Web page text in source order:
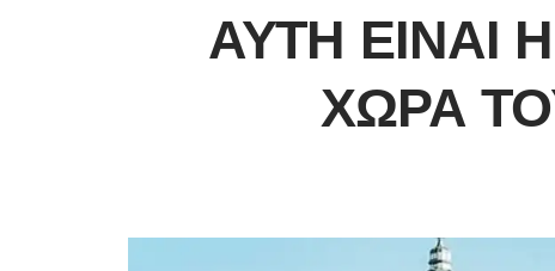
ΑΥΤΉ ΕΊΝΑΙ
ΧΏΡΑ